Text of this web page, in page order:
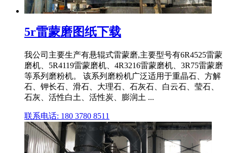
5r雷蒙磨图纸下载
我公司主要生产有悬辊式雷蒙磨,主要型号有6R4525雷蒙
磨机、5R4119雷蒙磨机、4R3216雷蒙磨机、3R75雷蒙磨
等系列磨粉机。 该系列磨粉机广泛适用于重晶石、方解
石、钾长石、滑石、大理石、石灰石、白云石、莹石、
石灰、活性白土、活性炭、膨润土 ...
联系电话: 180 3780 8511